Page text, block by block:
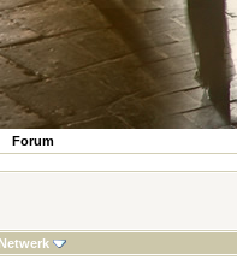
Forum
Netwerk